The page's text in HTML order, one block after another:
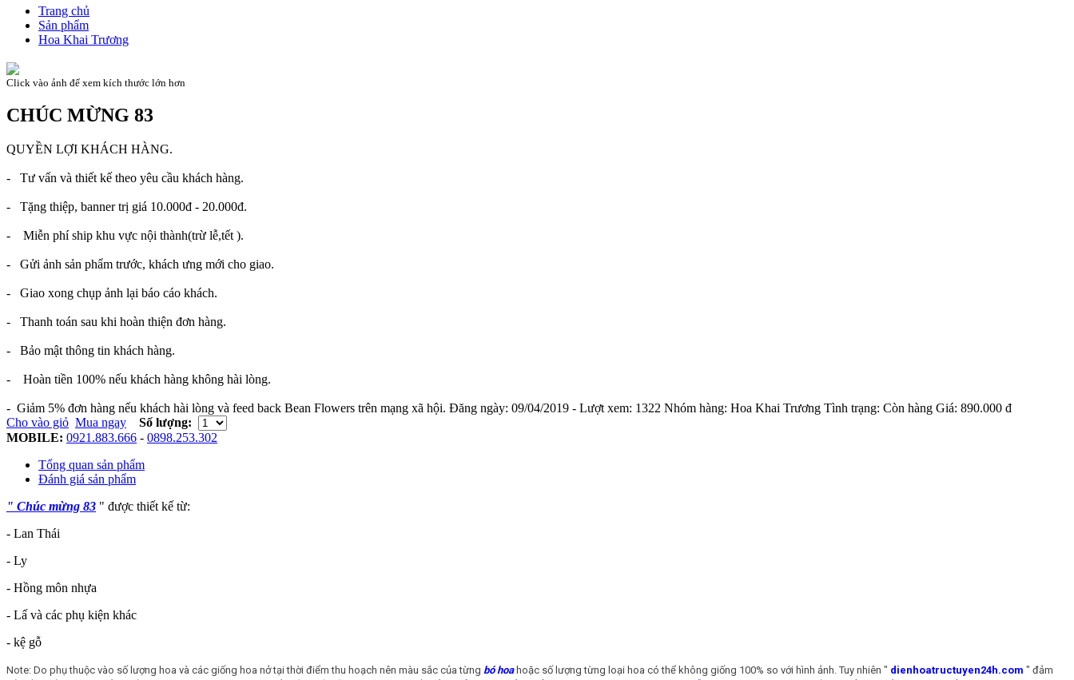
Trang chủ
Sản phẩm
Hoa Khai Trương
Click vào ảnh để xem kích thước lớn hơn
CHÚC MỪNG 83
QUYỀN LỢI KHÁCH HÀNG.
- Tư vấn và thiết kế theo yêu cầu khách hàng.
- Tặng thiệp, banner trị giá 10.000đ - 20.000đ.
- Miễn phí ship khu vực nội thành(trừ lễ,tết ).
- Gửi ảnh sản phẩm trước, khách ưng mới cho giao.
- Giao xong chụp ảnh lại báo cáo khách.
- Thanh toán sau khi hoàn thiện đơn hàng.
- Bảo mật thông tin khách hàng.
- Hoàn tiền 100% nếu khách hàng không hài lòng.
- Giảm 5% đơn hàng nếu khách hài lòng và feed back Bean Flowers trên mạng xã hội. Đăng ngày: 09/04/2019 - Lượt xem: 1322 Nhóm hàng: Hoa Khai Trương Tình trạng: Còn hàng Giá: 890.000 đ
Cho vào giỏ Mua ngay
Số lượng:
MOBILE: 0921.883.666 - 0898.253.302
Tổng quan sản phẩm
Đánh giá sản phẩm
" Chúc mừng 83 " được thiết kế từ:
- Lan Thái
- Ly
- Hồng môn nhựa
- Lấ và các phụ kiện khác
- kệ gỗ
Note: Do phụ thuộc vào số lượng hoa và các giống hoa nở tại thời điểm thu hoạch nên màu sắc của từng bó hoahoặc số lượng từng loại hoa có thể không giống 100% so với hình ảnh. Tuy nhiên " dienhoatructuyen24h.com " đảm